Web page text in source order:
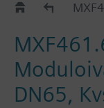
MXF461..
DN65,